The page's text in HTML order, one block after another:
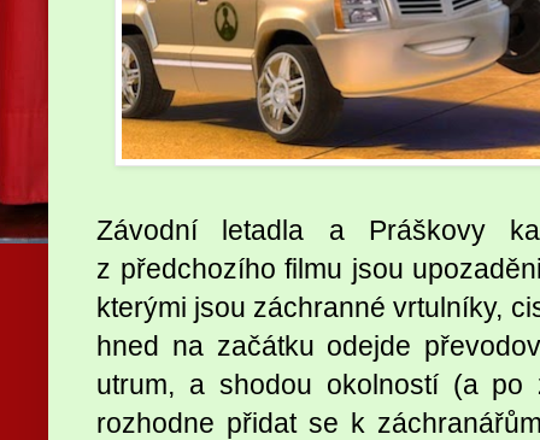
Závodní letadla a Práškovy
z předchozího filmu jsou
kterými jsou záchranné vrtulníky,
hned na začátku odejde
utrum, a shodou okolností (a po
rozhodne přidat se k